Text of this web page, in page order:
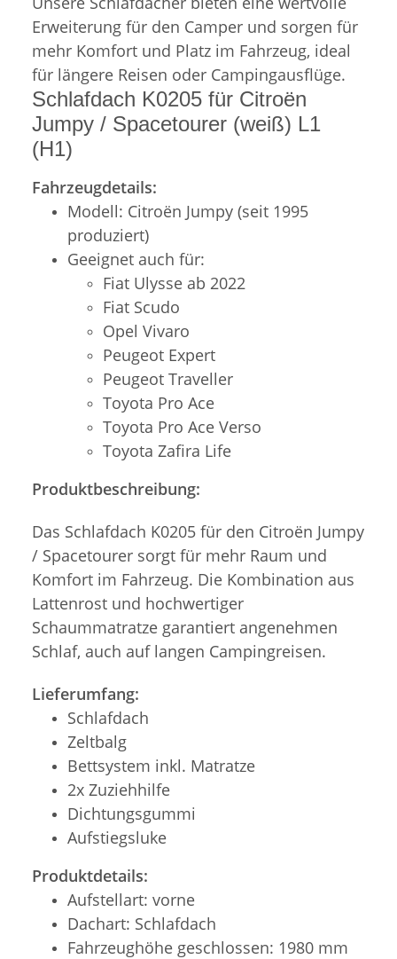
Erweiterung für den Camper und sorgen für
mehr Komfort und Platz im Fahrzeug, ideal
für längere Reisen oder Campingausflüge.
Schlafdach K0205 für Citroën
Jumpy / Spacetourer (weiß) L1
(H1)
Fahrzeugdetails:
Modell: Citroën Jumpy (seit 1995
produziert)
Geeignet auch für:
Fiat Ulysse ab 2022
Fiat Scudo
Opel Vivaro
Peugeot Expert
Peugeot Traveller
Toyota Pro Ace
Toyota Pro Ace Verso
Toyota Zafira Life
Produktbeschreibung:
Das Schlafdach K0205 für den Citroën Jumpy
/ Spacetourer sorgt für mehr Raum und
Komfort im Fahrzeug. Die Kombination aus
Lattenrost und hochwertiger
Schaummatratze garantiert angenehmen
Schlaf, auch auf langen Campingreisen.
Lieferumfang:
Schlafdach
Zeltbalg
Bettsystem inkl. Matratze
2x Zuziehhilfe
Dichtungsgummi
Aufstiegsluke
Produktdetails:
Aufstellart: vorne
Dachart: Schlafdach
Fahrzeughöhe geschlossen: 1980 mm